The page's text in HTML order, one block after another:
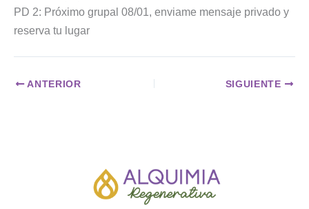
PD 2: Próximo grupal 08/01, enviame mensaje privado y
reserva tu lugar
ANTERIOR SIGUIENTE